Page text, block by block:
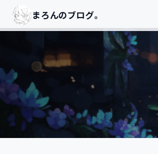
まろんのブログ｡